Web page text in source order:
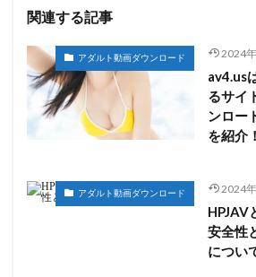
関連する記事
アダルト動画ダウンロード 2024
av4.us
るサイ
ンロー
を紹介！
アダルト動画ダウンロード 2024
HPJAV
安全性
につい